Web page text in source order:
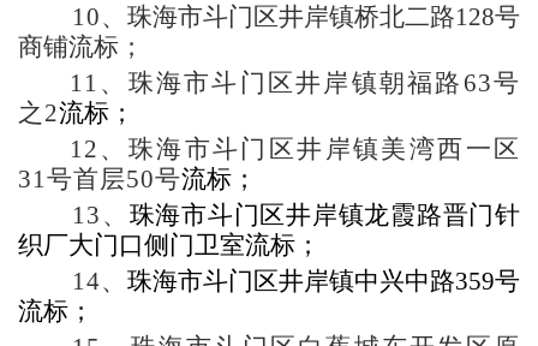
10、 珠海市斗门区井岸镇桥北二路128号
商铺流标；
11 、珠海市斗门区井岸镇朝福路 63号
之 2流标；
12 、珠海市斗门区井岸镇美湾西一区
31 号首层50号流标；
13 、 珠海市斗门区井岸镇龙霞路晋门针
织厂大门口侧门卫室流标；
14、 珠海市斗门区井岸镇中兴中路359号
流标；